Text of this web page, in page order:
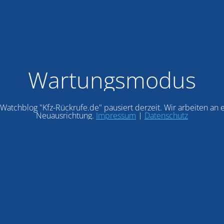
Wartungsmodus
"Kfz-Rückrufe.de" pausiert derzeit. Wir arbeiten an
Neuausrichtung. Impressum | Datenschutz